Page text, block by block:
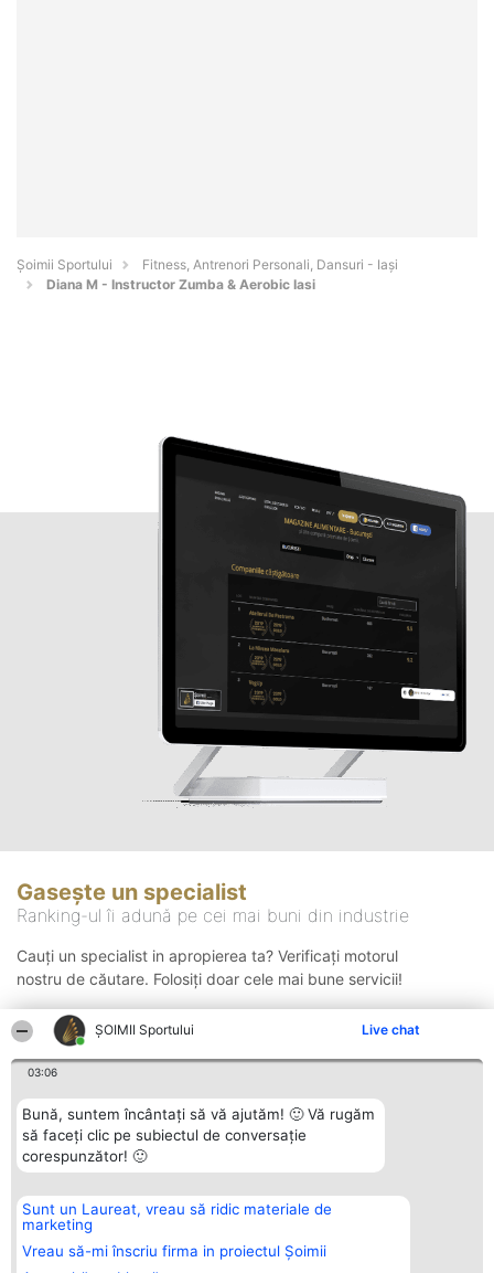
ȘOIMII Sportului Live chat
03:06
Bună, suntem încântați să vă ajutăm! 🙂 Vă rugăm
să faceți clic pe subiectul de conversație
corespunzător! 🙂
Sunt un Laureat, vreau să ridic materiale de
marketing
Vreau să-mi înscriu firma in proiectul Șoimii
Șoimii Sportului
Fitness, Antrenori Personali, Dansuri - Iaşi
Diana M - Instructor Zumba & Aerobic Iasi
Gasește un specialist
Ranking-ul îi adună pe cei mai buni din industrie
Cauți un specialist in apropierea ta? Verificați motorul
nostru de căutare. Folosiți doar cele mai bune servicii!
Organizator Ranking
BRIGHT SOLUTIONS BR SRL
Aleea Timisul De Sus 2 Bl. A30
Sc. A Et. 4 Ap. 13 Cod 061952
Plebiscyt
Lista Tuturor
Laureaților
Contact